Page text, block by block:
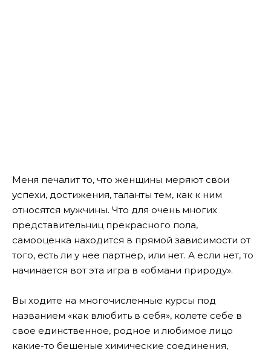
Меня печалит то, что женщины меряют свои
успехи, достижения, таланты тем, как к ним
относятся мужчины. Что для очень многих
представительниц прекрасного пола,
самооценка находится в прямой зависимости от
того, есть ли у нее партнер, или нет. А если нет, то
начинается вот эта игра в «обмани природу».
Вы ходите на многочисленные курсы под
названием «как влюбить в себя», колете себе в
свое единственное, родное и любимое лицо
какие-то бешеные химические соединения,